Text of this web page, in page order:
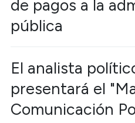
de pagos a la
pública
El analista
presentará el
Comunicación